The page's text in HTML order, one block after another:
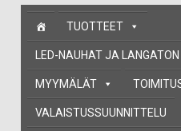
Skip
content
TUOTTEET
LED-NAUHAT JA
MYYMÄLÄT
VALAISTUSSUUNNITTELU